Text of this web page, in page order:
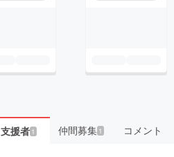
支援者 1 仲間募集 1 コメント